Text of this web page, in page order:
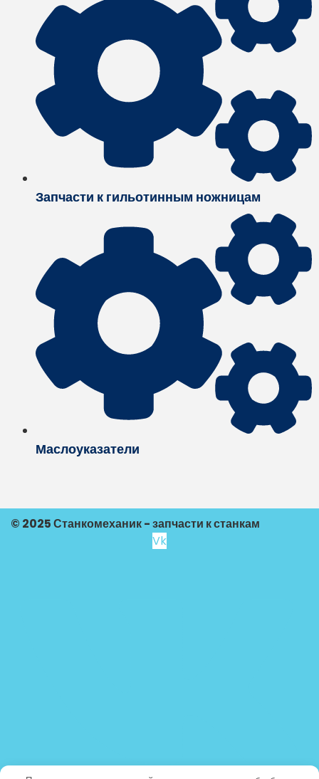
Запчасти к гильотинным ножницам
Маслоуказатели
© 2025 Станкомеханик - запчасти к станкам
Vk